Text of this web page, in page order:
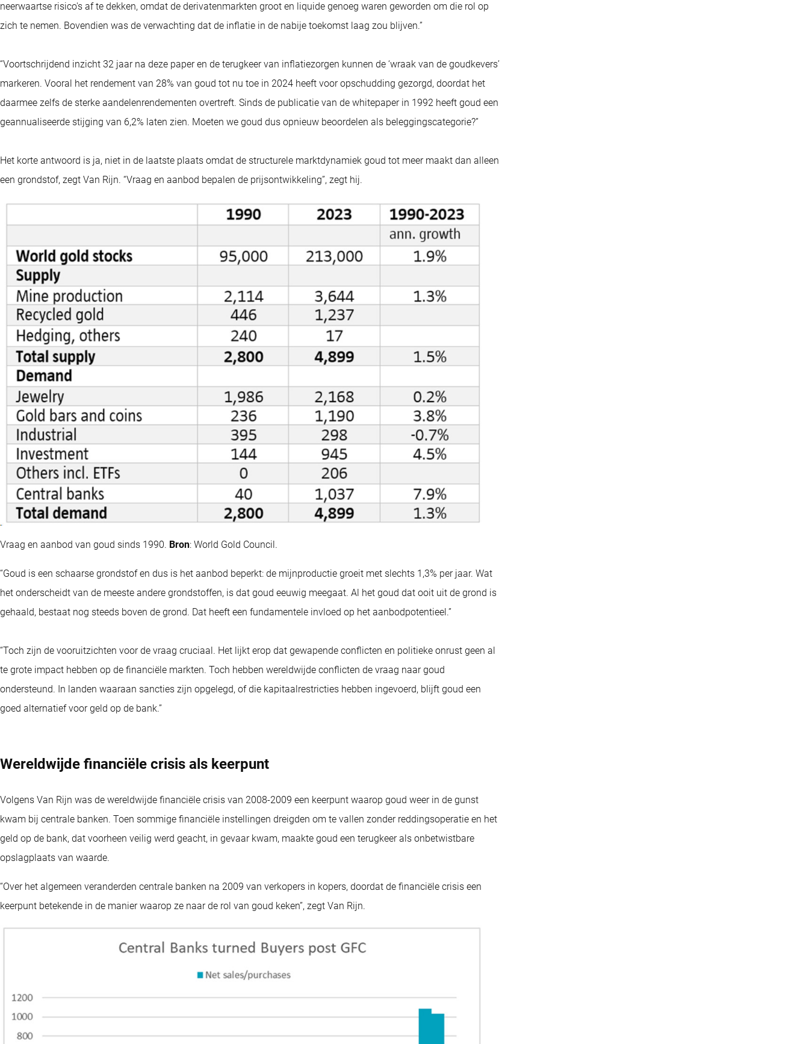
neerwaartse risico's af te dekken, omdat de derivatenmarkten groot en liquide genoeg waren geworden om die rol op
zich te nemen. Bovendien was de verwachting dat de inflatie in de nabije toekomst laag zou blijven.”
“Voortschrijdend inzicht 32 jaar na deze paper en de terugkeer van inflatiezorgen kunnen de ‘wraak van de goudkevers’
markeren. Vooral het rendement van 28% van goud tot nu toe in 2024 heeft voor opschudding gezorgd, doordat het
daarmee zelfs de sterke aandelenrendementen overtreft. Sinds de publicatie van de whitepaper in 1992 heeft goud een
geannualiseerde stijging van 6,2% laten zien. Moeten we goud dus opnieuw beoordelen als beleggingscategorie?”
Het korte antwoord is ja, niet in de laatste plaats omdat de structurele marktdynamiek goud tot meer maakt dan alleen
een grondstof, zegt Van Rijn. “Vraag en aanbod bepalen de prijsontwikkeling”, zegt hij.
Vraag en aanbod van goud sinds 1990. Bron: World Gold Council.
“Goud is een schaarse grondstof en dus is het aanbod beperkt: de mijnproductie groeit met slechts 1,3% per jaar. Wat
het onderscheidt van de meeste andere grondstoffen, is dat goud eeuwig meegaat. Al het goud dat ooit uit de grond is
gehaald, bestaat nog steeds boven de grond. Dat heeft een fundamentele invloed op het aanbodpotentieel.”
“Toch zijn de vooruitzichten voor de vraag cruciaal. Het lijkt erop dat gewapende conflicten en politieke onrust geen al
te grote impact hebben op de financiële markten. Toch hebben wereldwijde conflicten de vraag naar goud
ondersteund. In landen waaraan sancties zijn opgelegd, of die kapitaalrestricties hebben ingevoerd, blijft goud een
goed alternatief voor geld op de bank.”
Wereldwijde financiële crisis als keerpunt
Volgens Van Rijn was de wereldwijde financiële crisis van 2008-2009 een keerpunt waarop goud weer in de gunst
kwam bij centrale banken. Toen sommige financiële instellingen dreigden om te vallen zonder reddingsoperatie en het
geld op de bank, dat voorheen veilig werd geacht, in gevaar kwam, maakte goud een terugkeer als onbetwistbare
opslagplaats van waarde.
“Over het algemeen veranderden centrale banken na 2009 van verkopers in kopers, doordat de financiële crisis een
keerpunt betekende in de manier waarop ze naar de rol van goud keken”, zegt Van Rijn.